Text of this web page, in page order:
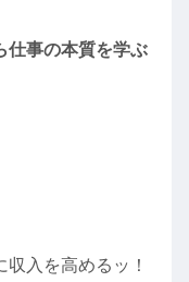
仕事の本質を学ぶ
入を高めるッ！